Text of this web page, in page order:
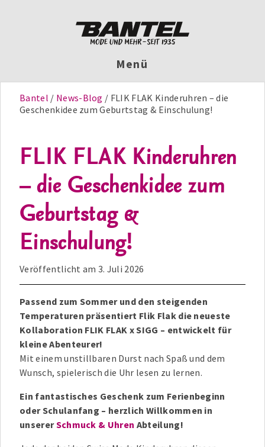
Menü
Bantel News-Blog
FLIK FLAK Kinderuhren – die
Geschenkidee zum Geburtstag & Einschulung!
FLIK FLAK Kinderuhren
– die Geschenkidee zum
Geburtstag &
Einschulung!
Veröffentlicht am 3. Juli 2026
Passend zum Sommer und den steigenden
Temperaturen präsentiert Flik Flak die neueste
Kollaboration FLIK FLAK x SIGG – entwickelt für
kleine Abenteurer!
Mit einem unstillbaren Durst nach Spaß und dem
Wunsch, spielerisch die Uhr lesen zu lernen.
Ein fantastisches Geschenk zum Ferienbeginn
oder Schulanfang – herzlich Willkommen in
unsererSchmuck & Uhren Abteilung!